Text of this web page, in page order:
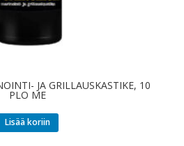
JA GRILLAUSKASTIKE, 10
PLO ME
Lisää koriin